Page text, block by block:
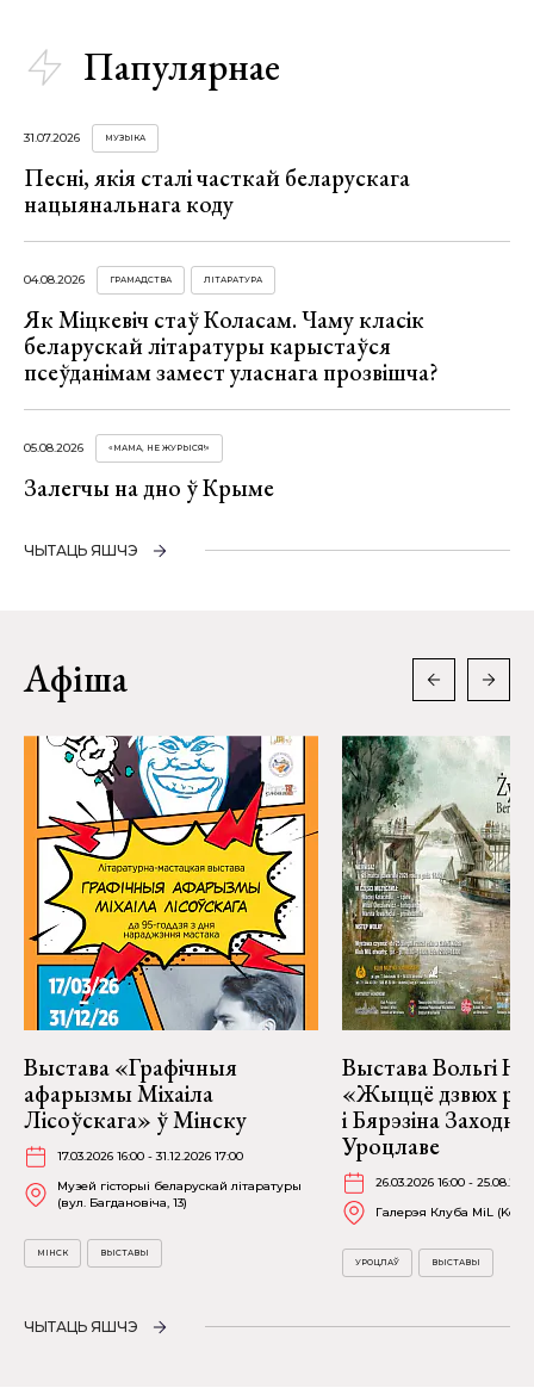
Папулярнае
31.07.2026 МУЗЫКА
Песні, якія сталі часткай беларускага
нацыянальнага коду
04.08.2026 ГРАМАДСТВА ЛІТАРАТУРА
Як Міцкевіч стаў Коласам. Чаму класік
беларускай літаратуры карыстаўся
псеўданімам замест уласнага прозвішча?
05.08.2026 «МАМА, НЕ ЖУРЫСЯ!»
Залегчы на дно ў Крыме
ЧЫТАЦЬ ЯШЧЭ
Афіша
Выстава «Графічныя
афарызмы Міхаіла
Лісоўскага» ў Мінску
17.03.2026 16:00 - 31.12.2026 17:00
Музей гісторыі беларускай літаратуры
(вул. Багдановіча, 13)
МІНСК ВЫСТАВЫ
Выстава Вольгі
«Жыццё дзвюх
і Бярэзіна
Уроцлаве
26.03.2026 16:00 -
Галерэя Клуба MiL
УРОЦЛАЎ ВЫСТАВЫ
ЧЫТАЦЬ ЯШЧЭ